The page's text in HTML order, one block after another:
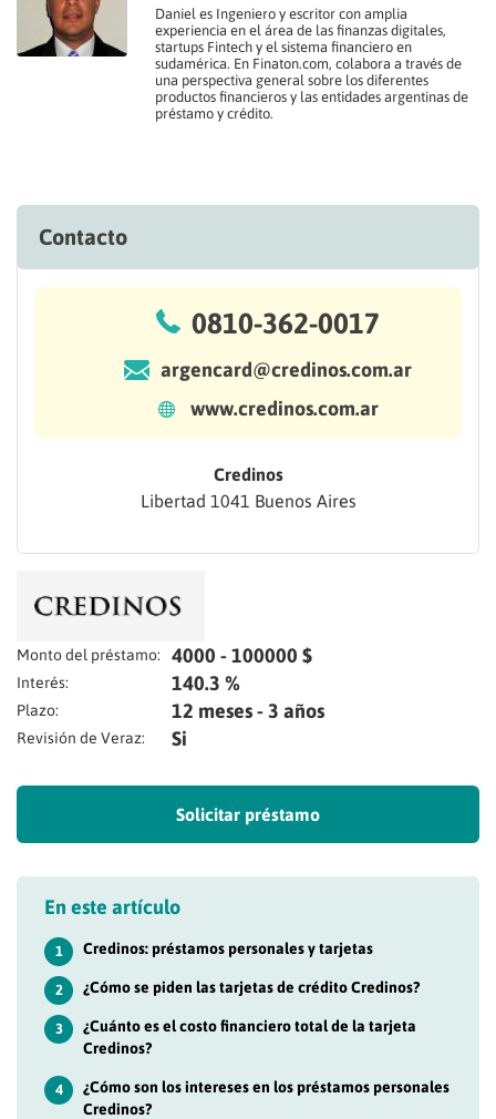
Daniel es Ingeniero y escritor con amplia
experiencia en el área de las finanzas digitales,
startups Fintech y el sistema financiero en
sudamérica. En Finaton.com, colabora a través de
una perspectiva general sobre los diferentes
productos financieros y las entidades argentinas de
préstamo y crédito.
Contacto
0810-362-0017
argencard@credinos.com.ar
www.credinos.com.ar
Credinos
Libertad 1041 Buenos Aires
Monto del préstamo: 4000 - 100000 $
Interés: 140.3 %
Plazo: 12 meses - 3 años
Revisión de Veraz: Si
Solicitar préstamo
En este artículo
1 Credinos: préstamos personales y tarjetas
2 ¿Cómo se piden las tarjetas de crédito Credinos?
3
¿Cuánto es el costo financiero total de la tarjeta
Credinos?
4
¿Cómo son los intereses en los préstamos personales
Credinos?